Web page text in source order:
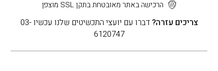
הרכישה באתר מאובטחת בתקן SSL מוצפן
צריכים עזרה?
דברו עם יועצי התכשיטים שלנו עכשיו 03-
6120747